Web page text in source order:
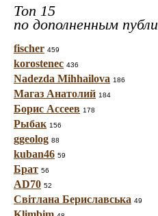
Топ 15
по дополненным
fischer 459
korostenec 436
Nadezda Mihhailova 186
Магаз Анатолий 184
Борис Ассеев 178
Рыбак 156
ggeolog 88
kuban46 59
Брат 56
AD70 52
Світлана Бериславська 49